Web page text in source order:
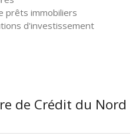
prêts immobiliers
d'investissement
de Crédit du Nord